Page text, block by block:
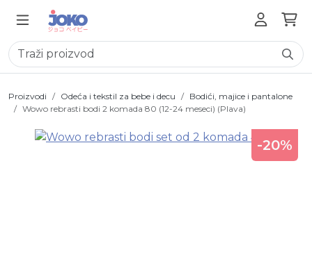
Proizvodi Odeća i tekstil za bebe i decu
Bodići, majice i pantalone
Wowo rebrasti bodi 2 komada 80 (12-24 meseci) (Plava)
-20%